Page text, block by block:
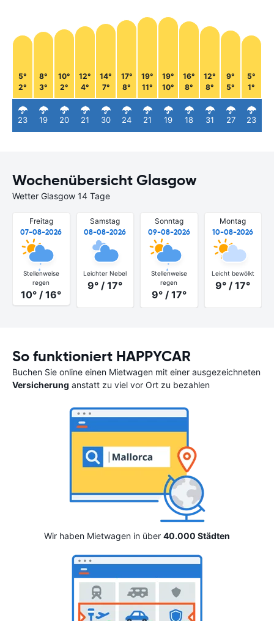
5°
2°
23
8°
3°
19
10°
2°
20
12°
4°
21
14°
7°
30
17°
8°
24
19°
11°
21
19°
10°
19
16°
8°
18
12°
8°
31
9°
5°
27
5°
1°
23
Wochenübersicht Glasgow
Wetter Glasgow 14 Tage
Freitag
07-08-2026
Stellenweise
regen
10° / 16°
Samstag
08-08-2026
Leichter Nebel
9° / 17°
Sonntag
09-08-2026
Stellenweise
regen
9° / 17°
Montag
10-08-2026
Leicht bewölkt
9° / 17°
So funktioniert HAPPYCAR
Buchen Sie online einen Mietwagen mit einer ausgezeichneten
Versicherung anstatt zu viel vor Ort zu bezahlen
Wir haben Mietwagen in über 40.000 Städten